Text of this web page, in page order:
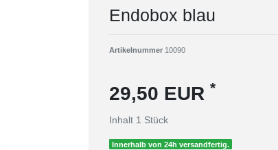
Endobox blau
Artikelnummer 10090
29,50 EUR *
Inhalt 1 Stück
Innerhalb von 24h versandfertig.